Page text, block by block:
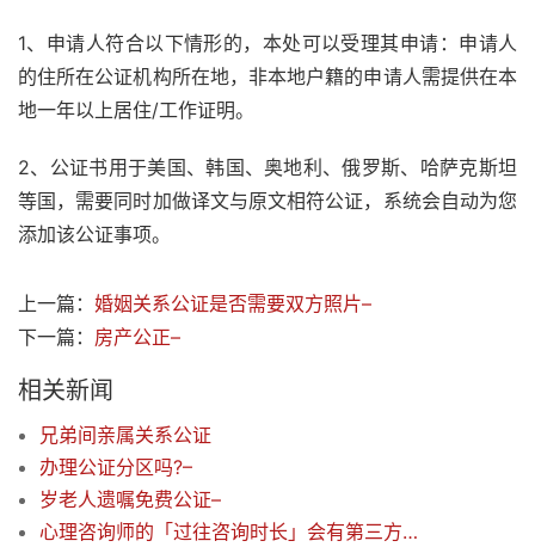
1、申请人符合以下情形的，本处可以受理其申请：申请人
的住所在公证机构所在地，非本地户籍的申请人需提供在本
地一年以上居住/工作证明。
2、公证书用于美国、韩国、奥地利、俄罗斯、哈萨克斯坦
等国，需要同时加做译文与原文相符公证，系统会自动为您
添加该公证事项。
上一篇： 婚姻关系公证是否需要双方照片–
下一篇： 房产公正–
相关新闻
兄弟间亲属关系公证
办理公证分区吗?–
岁老人遗嘱免费公证–
心理咨询师的「过往咨询时长」会有第三方公证吗？